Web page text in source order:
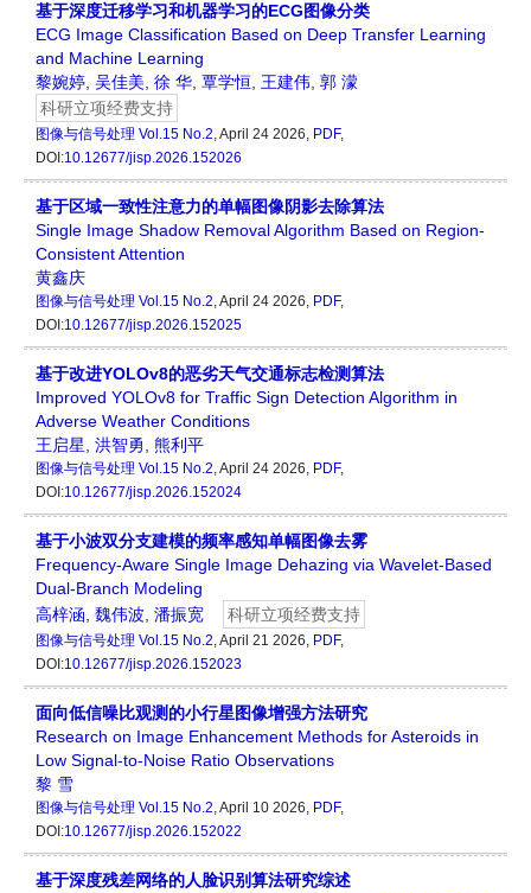
基于深度迁移学习和机器学习的ECG图像分类
ECG Image Classification Based on Deep Transfer Learning
and Machine Learning
黎婉婷 吴佳美 徐 华 覃学恒 王建伟 郭 濛
科研立项经费支持
图像与信号处理 Vol.15 No.2, April 24 2026, PDF,
DOI:10.12677/jisp.2026.152026
基于区域一致性注意力的单幅图像阴影去除算法
Single Image Shadow Removal Algorithm Based on Region-
Consistent Attention
黄鑫庆
图像与信号处理 Vol.15 No.2, April 24 2026, PDF,
DOI:10.12677/jisp.2026.152025
基于改进YOLOv8的恶劣天气交通标志检测算法
Improved YOLOv8 for Traffic Sign Detection Algorithm in
Adverse Weather Conditions
王启星 洪智勇 熊利平
图像与信号处理 Vol.15 No.2, April 24 2026, PDF,
DOI:10.12677/jisp.2026.152024
基于小波双分支建模的频率感知单幅图像去雾
Frequency-Aware Single Image Dehazing via Wavelet-Based
Dual-Branch Modeling
高梓涵 魏伟波 潘振宽 科研立项经费支持
图像与信号处理 Vol.15 No.2, April 21 2026, PDF,
DOI:10.12677/jisp.2026.152023
面向低信噪比观测的小行星图像增强方法研究
Research on Image Enhancement Methods for Asteroids in
Low Signal-to-Noise Ratio Observations
黎 雪
图像与信号处理 Vol.15 No.2, April 10 2026, PDF,
DOI:10.12677/jisp.2026.152022
基于深度残差网络的人脸识别算法研究综述